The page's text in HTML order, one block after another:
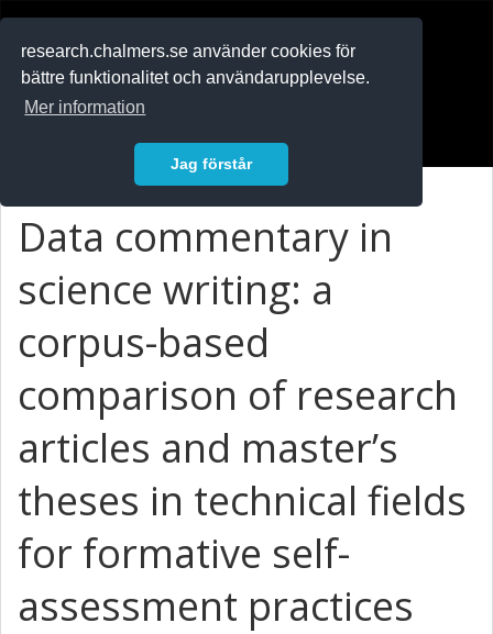
research.chalmers.se använder cookies för
bättre funktionalitet och användarupplevelse.
Mer information
Jag förstår
Data commentary in
science writing: a
corpus-based
comparison of research
articles and master’s
theses in technical fields
for formative self-
assessment practices